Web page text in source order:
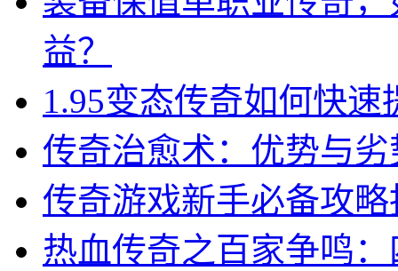
益？
1.95变态传奇如何快
传奇治愈术：优势与
传奇游戏新手必备攻略
热血传奇之百家争鸣